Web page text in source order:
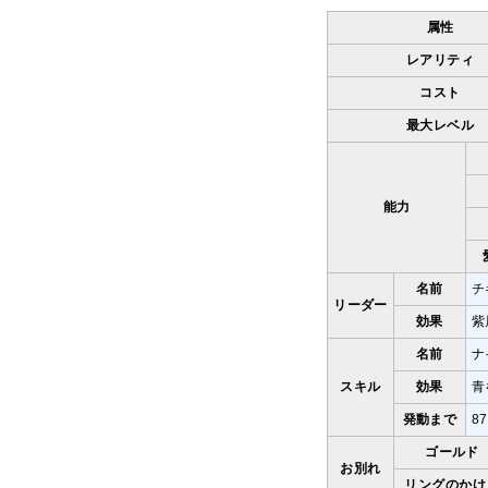
属性
レアリティ
コスト
最大レベル
能力
リーダー
名前 チ
効果 紫
スキル
名前 ナ
効果 青
発動まで
お別れ
ゴールド
リングのか